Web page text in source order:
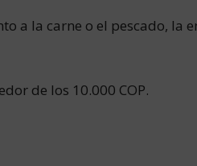
a la carne o el pescado, la
de los 10.000 COP.